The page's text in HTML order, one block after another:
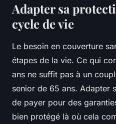
Adapter sa
cycle de vie
Le besoin en couverture
étapes de la vie. Ce qui
ans ne suffit pas à un
senior de 65 ans. Adapter
de payer pour des
bien protégé là où cela